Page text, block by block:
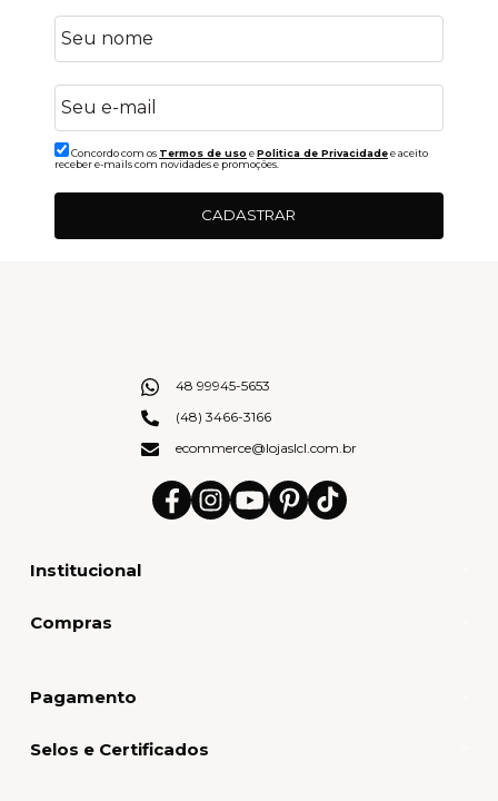
Concordo com os Termos de uso ePolitica de Privacidadee aceito
receber e-mails com novidades e promoções.
CADASTRAR
Institucional
Compras
48 99945-5653
(48) 3466-3166
ecommerce@lojaslcl.com.br
Pagamento
Selos e Certificados